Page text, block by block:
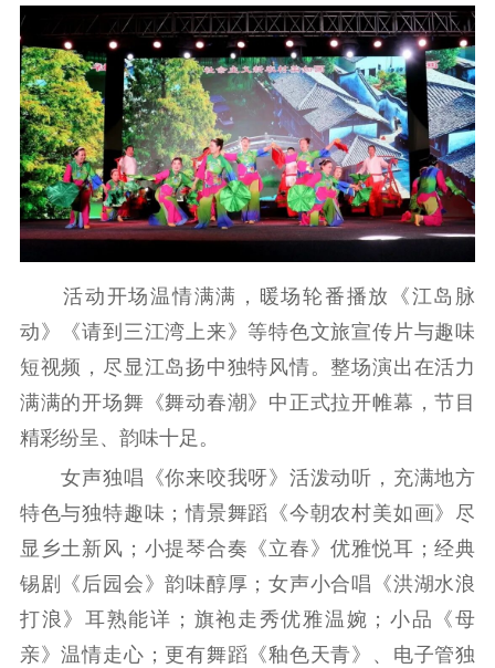
理论学习 宣传宣讲 研究阐释
哲学社科
社科强省 工作通知
成果集萃
江苏文脉
资料下载
新闻宣传
主题宣传 对外宣传
新闻发布
记者之家
品牌栏目
文化文艺
紫金文化艺术节
品牌活动 紫艺舞台
精神文明
文明创建 文明实践
文明培育
先进典型
活动开场温情满满，暖场轮番播放《江岛脉
动》《请到三江湾上来》等特色文旅宣传片与趣味
短视频，尽显江岛扬中独特风情。整场演出在活力
满满的开场舞《舞动春潮》中正式拉开帷幕，节目
精彩纷呈、韵味十足。
女声独唱《你来咬我呀》活泼动听，充满地方
特色与独特趣味；情景舞蹈《今朝农村美如画》尽
显乡土新风；小提琴合奏《立春》优雅悦耳；经典
锡剧《后园会》韵味醇厚；女声小合唱《洪湖水浪
打浪》耳熟能详；旗袍走秀优雅温婉；小品《母
亲》温情走心；更有舞蹈《釉色天青》、电子管独